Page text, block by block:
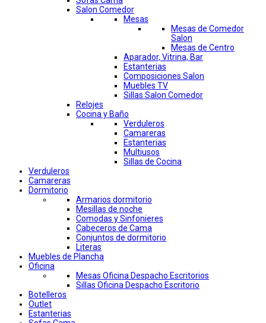
Salon Comedor
Mesas
Mesas de Comedor
Salon
Mesas de Centro
Aparador, Vitrina, Bar
Estanterias
Composiciones Salon
Muebles TV
Sillas Salon Comedor
Relojes
Cocina y Baño
Verduleros
Camareras
Estanterias
Multiusos
Sillas de Cocina
Verduleros
Camareras
Dormitorio
Armarios dormitorio
Mesillas de noche
Comodas y Sinfonieres
Cabeceros de Cama
Conjuntos de dormitorio
Literas
Muebles de Plancha
Oficina
Mesas Oficina Despacho Escritorios
Sillas Oficina Despacho Escritorio
Botelleros
Outlet
Estanterias